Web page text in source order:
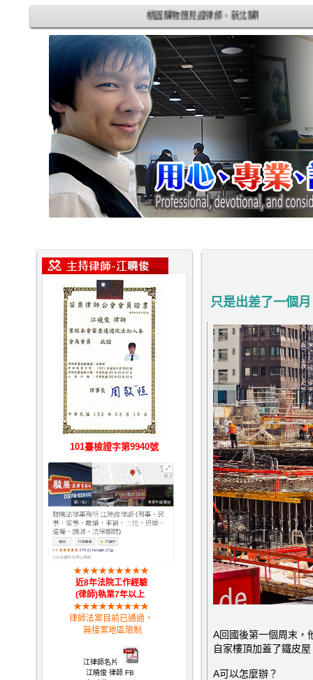
桃園購物節見證律師、新北購物節見證律師
101臺檢證字第9940號
★★★★★★★★★
近8年法院工作經驗
(律師)執業7年以上
★★★★★★★★★
律師法案目前已通過，
無接案地區限制
江律師名片
江曉俊 律師 FB
只是出差了一個
A回國後第一個周末，
自家樓頂加蓋了鐵皮
A可以怎麼辦？